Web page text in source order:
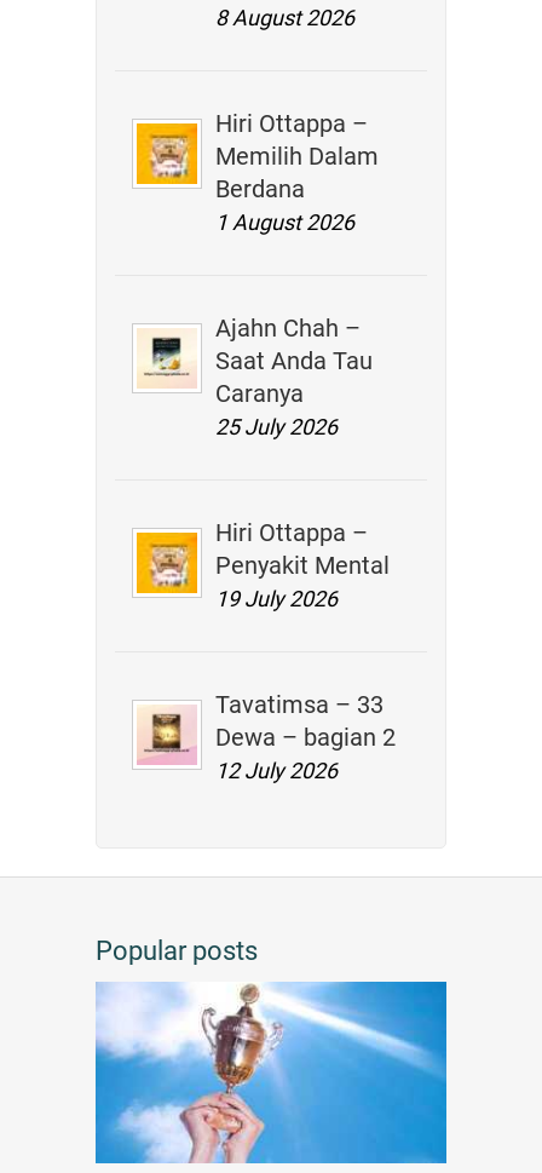
8 August 2026
Hiri Ottappa –
Memilih Dalam
Berdana
1 August 2026
Ajahn Chah –
Saat Anda Tau
Caranya
25 July 2026
Hiri Ottappa –
Penyakit Mental
19 July 2026
Tavatimsa – 33
Dewa – bagian 2
12 July 2026
Popular posts